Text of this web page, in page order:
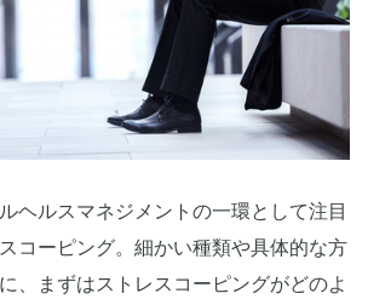
消型（気晴らし型）
ングを実践する3つの方法
リストを作成し、ストレス内容に適した対策を考
ングを実践する際の2つのポイント
すること
ヘルスマネジメントの一環として注目
コーピング。細かい種類や具体的な方
、まずはストレスコーピングがどのよ